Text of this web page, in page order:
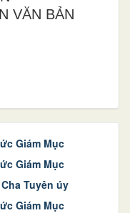
VĂN BẢN
Giám Mục
Giám Mục
Tuyên úy
Giám Mục